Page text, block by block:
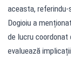
aceasta,
Dogioiu a
de lucru
evaluează